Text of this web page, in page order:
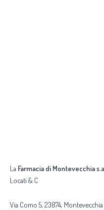
La Farmacia di Montevecchia
Locati & C
Via Como 5, 23874, Montevecchia